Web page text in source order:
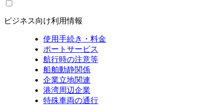
ビジネス向け利用情報
使用手続き・料金
ポートサービス
航行時の注意等
船舶動静関係
企業立地関連
港湾周辺企業
特殊車両の通行